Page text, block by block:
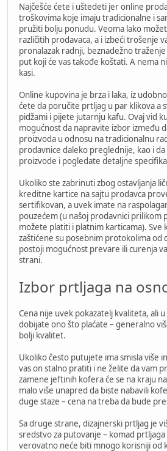
Najčešće ćete i uštedeti jer online
troškovima koje imaju tradicionalne i
pružiti bolju ponudu. Veoma lako
različitih prodavaca, a i izbeći trošenje
pronalazak radnji, beznadežno
put koji će vas takođe koštati. A nema
kasi.
Online kupovina je brza i laka, iz
ćete da poručite prtljag u par klikova a
pidžami i pijete jutarnju kafu. Ovaj vid
mogućnost da napravite izbor između
proizvoda u odnosu na tradicionalnu
prodavnice daleko preglednije, kao i
proizvode i pogledate detaljne
Ukoliko ste zabrinuti zbog ostavljanja
kreditne kartice na sajtu prodavca
sertifikovan, a uvek imate na
pouzećem (u našoj prodavnici prilikom
možete platiti i platnim karticama). Sve
zaštićene su posebnim protokolima od
postoji mogućnost prevare ili curenja
strani.
Izbor prtljaga na
Cena nije uvek pokazatelj kvaliteta, ali
dobijate ono što plaćate – generalno
bolji kvalitet.
Ukoliko često putujete ima smisla više
vas on stalno pratiti i ne želite da vam
zamene jeftinih kofera će se na kraju
malo više unapred da biste nabavili
duge staze – cena na treba da bude
Sa druge strane, dizajnerski prtljag je
sredstvo za putovanje – komad prtljaga
verovatno neće biti mnogo korisniji od